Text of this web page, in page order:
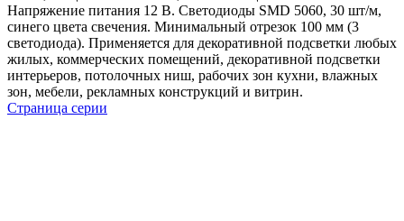
Напряжение питания 12 В. Светодиоды SMD 5060, 30 шт/м,
синего цвета свечения. Минимальный отрезок 100 мм (3
светодиода). Применяется для декоративной подсветки любых
жилых, коммерческих помещений, декоративной подсветки
интерьеров, потолочных ниш, рабочих зон кухни, влажных
зон, мебели, рекламных конструкций и витрин.
Страница серии